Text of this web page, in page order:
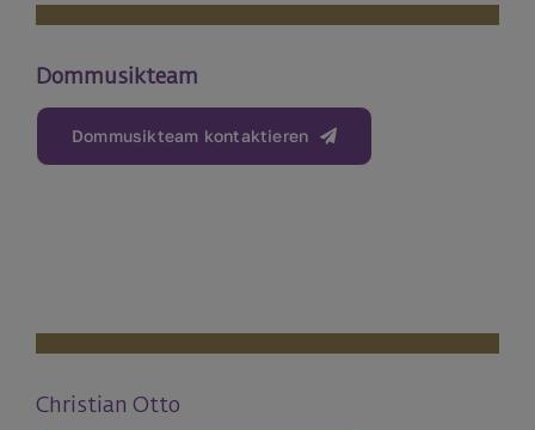
Dommusikteam
Dommusikteam kontaktieren
Christian Otto